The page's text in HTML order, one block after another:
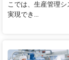
こでは、生産管理
実現でき...